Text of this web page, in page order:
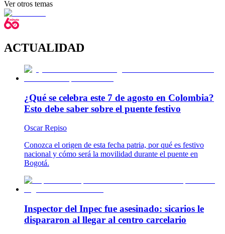
Ver otros temas
ACTUALIDAD
¿Qué se celebra este 7 de agosto en Colombia?
Esto debe saber sobre el puente festivo
Oscar Repiso
Conozca el origen de esta fecha patria, por qué es festivo
nacional y cómo será la movilidad durante el puente en
Bogotá.
Inspector del Inpec fue asesinado: sicarios le
dispararon al llegar al centro carcelario